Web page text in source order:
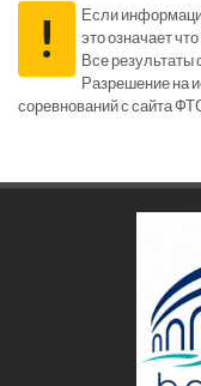
!
Если
это означает
Все
Разрешение на
соревнований с сайта